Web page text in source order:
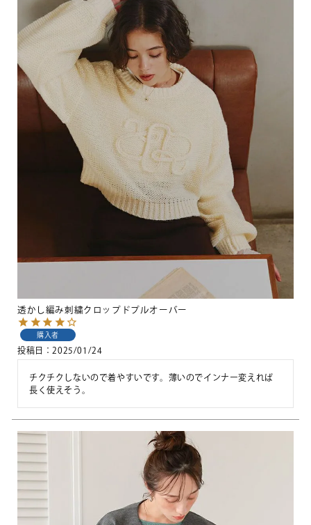
透かし編み刺繍クロップドプルオーバー
購入者
投稿日 2025/01/24
チクチクしないので着やすいです。薄いのでインナー変えれば
長く使えそう。